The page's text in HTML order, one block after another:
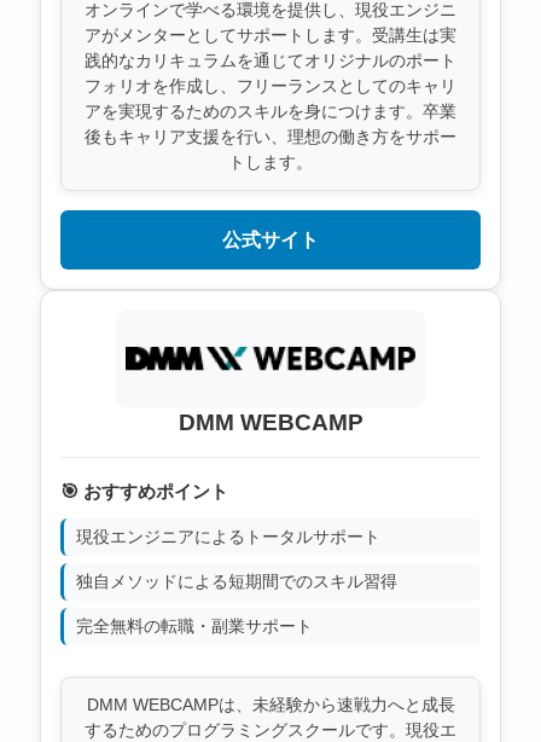
オンラインで学べる環境を提供し、現役エンジニ
アがメンターとしてサポートします。受講生は実
践的なカリキュラムを通じてオリジナルのポート
フォリオを作成し、フリーランスとしてのキャリ
アを実現するためのスキルを身につけます。卒業
後もキャリア支援を行い、理想の働き方をサポー
トします。
公式サイト
DMM WEBCAMP
🎯 おすすめポイント
現役エンジニアによるトータルサポート
独自メソッドによる短期間でのスキル習得
完全無料の転職・副業サポート
DMM WEBCAMPは、未経験から速戦力へと成長
するためのプログラミングスクールです。現役エ